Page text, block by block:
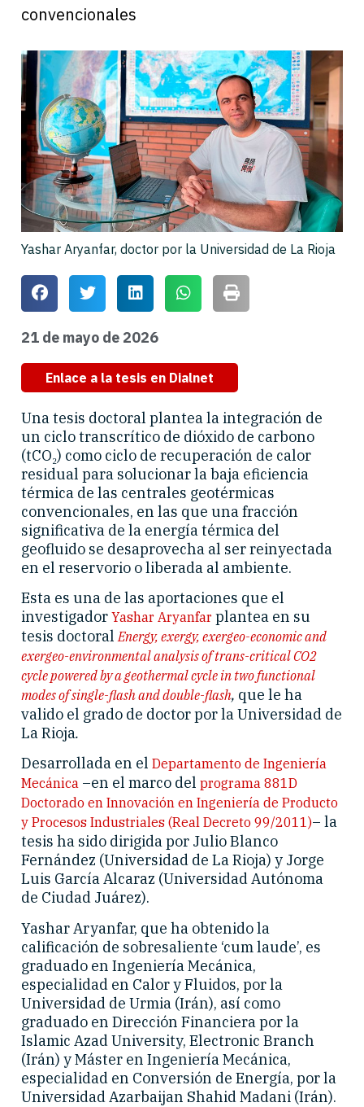
convencionales
Yashar Aryanfar, doctor por la Universidad de La Rioja
21 de mayo de 2026
Enlace a la tesis en Dialnet
Una tesis doctoral plantea la integración de
un ciclo transcrítico de dióxido de carbono
(tCO₂) como ciclo de recuperación de calor
residual para solucionar la baja eficiencia
térmica de las centrales geotérmicas
convencionales, en las que una fracción
significativa de la energía térmica del
geofluido se desaprovecha al ser reinyectada
en el reservorio o liberada al ambiente.
Esta es una de las aportaciones que el
investigador Yashar Aryanfar plantea en su
tesis doctoralEnergy, exergy, exergeo-economic and
exergeo-environmental analysis of trans-critical CO2
cycle powered by a geothermal cycle in two functional
modes of single-flash and double-flash, que le ha
valido el grado de doctor por la Universidad de
La Rioja.
Desarrollada en el Departamento de Ingeniería
Mecánica –en el marco del programa 881D
Doctorado en Innovación en Ingeniería de Producto
y Procesos Industriales (Real Decreto 99/2011)– la
tesis ha sido dirigida por Julio Blanco
Fernández (Universidad de La Rioja) y Jorge
Luis García Alcaraz (Universidad Autónoma
de Ciudad Juárez).
Yashar Aryanfar, que ha obtenido la
calificación de sobresaliente ‘cum laude’, es
graduado en Ingeniería Mecánica,
especialidad en Calor y Fluidos, por la
Universidad de Urmia (Irán), así como
graduado en Dirección Financiera por la
Islamic Azad University, Electronic Branch
(Irán) y Máster en Ingeniería Mecánica,
especialidad en Conversión de Energía, por la
Universidad Azarbaijan Shahid Madani (Irán).